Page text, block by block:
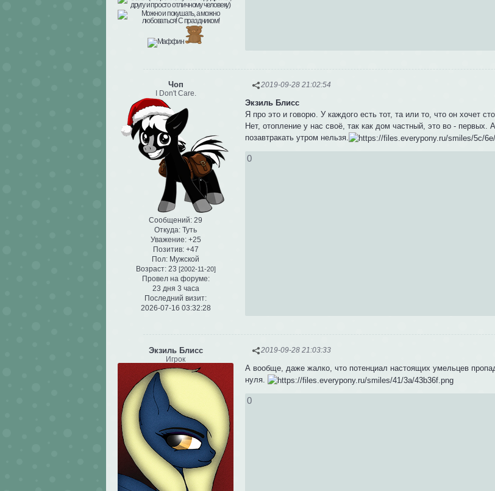
2019-09-28 21:02:54
Чоп
I Don't Care.
Сообщений: 29
Откуда: Туть
Уважение: +25
Позитив: +47
Пол: Мужской
Возраст:23 [2002-11-20]
Провел на форуме:
23 дня 3 часа
Последний визит:
2026-07-16 03:32:28
Экзиль Блисс
Я про это и говорю. У каждого есть тот, та или то, что он хочет
Нет, отопление у нас своё, так как дом частный, это во -
позавтракать утром нельзя.
0
2019-09-28 21:03:33
Экзиль Блисс
Игрок
А вообще, даже жалко, что потенциал настоящих умельцев
нуля.
0